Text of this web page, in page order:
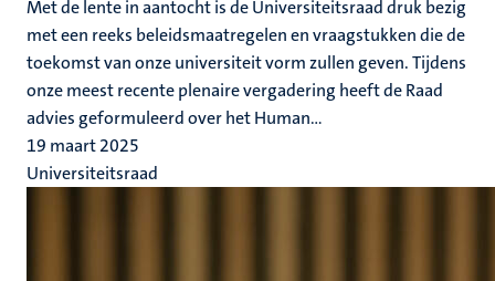
Met de lente in aantocht is de Universiteitsraad druk bezig
met een reeks beleidsmaatregelen en vraagstukken die de
toekomst van onze universiteit vorm zullen geven. Tijdens
onze meest recente plenaire vergadering heeft de Raad
advies geformuleerd over het Human...
19 maart 2025
Universiteitsraad